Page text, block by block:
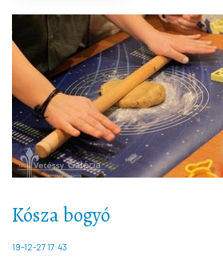
Kósza bogyó
19-12-27 17:43